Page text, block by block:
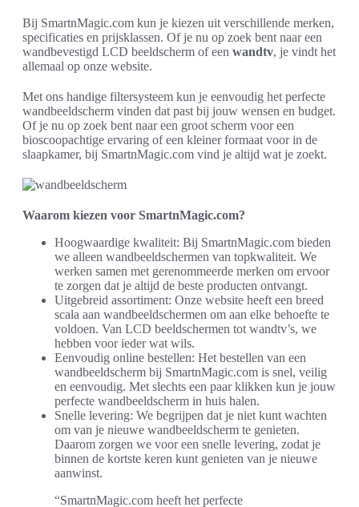
Bij SmartnMagic.com kun je kiezen uit verschillende merken,
specificaties en prijsklassen. Of je nu op zoek bent naar een
wandbevestigd LCD beeldscherm of een wandtv, je vindt het
allemaal op onze website.
Met ons handige filtersysteem kun je eenvoudig het perfecte
wandbeeldscherm vinden dat past bij jouw wensen en budget.
Of je nu op zoek bent naar een groot scherm voor een
bioscoopachtige ervaring of een kleiner formaat voor in de
slaapkamer, bij SmartnMagic.com vind je altijd wat je zoekt.
Waarom kiezen voor SmartnMagic.com?
Hoogwaardige kwaliteit: Bij SmartnMagic.com bieden
we alleen wandbeeldschermen van topkwaliteit. We
werken samen met gerenommeerde merken om ervoor
te zorgen dat je altijd de beste producten ontvangt.
Uitgebreid assortiment: Onze website heeft een breed
scala aan wandbeeldschermen om aan elke behoefte te
voldoen. Van LCD beeldschermen tot wandtv’s, we
hebben voor ieder wat wils.
Eenvoudig online bestellen: Het bestellen van een
wandbeeldscherm bij SmartnMagic.com is snel, veilig
en eenvoudig. Met slechts een paar klikken kun je jouw
perfecte wandbeeldscherm in huis halen.
Snelle levering: We begrijpen dat je niet kunt wachten
om van je nieuwe wandbeeldscherm te genieten.
Daarom zorgen we voor een snelle levering, zodat je
binnen de kortste keren kunt genieten van je nieuwe
aanwinst.
“SmartnMagic.com heeft het perfecte